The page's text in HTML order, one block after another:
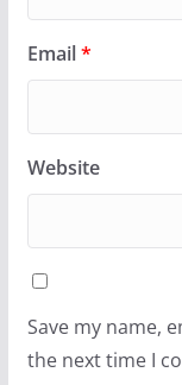
Email*
Website
Save my name,
the next time I